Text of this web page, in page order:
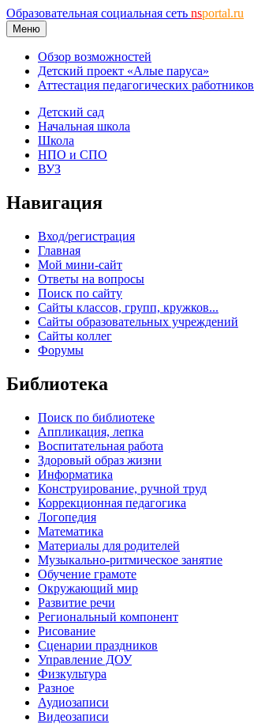
Образовательная социальная сеть nsportal.ru
Меню
Обзор возможностей
Детский проект «Алые паруса»
Аттестация педагогических работников
Детский сад
Начальная школа
Школа
НПО и СПО
ВУЗ
Навигация
Вход/регистрация
Главная
Мой мини-сайт
Ответы на вопросы
Поиск по сайту
Сайты классов, групп, кружков...
Сайты образовательных учреждений
Сайты коллег
Форумы
Библиотека
Поиск по библиотеке
Аппликация, лепка
Воспитательная работа
Здоровый образ жизни
Информатика
Конструирование, ручной труд
Коррекционная педагогика
Логопедия
Математика
Материалы для родителей
Музыкально-ритмическое занятие
Обучение грамоте
Окружающий мир
Развитие речи
Региональный компонент
Рисование
Сценарии праздников
Управление ДОУ
Физкультура
Разное
Аудиозаписи
Видеозаписи